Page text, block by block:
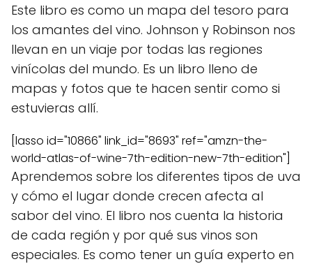
Este libro es como un mapa del tesoro para
los amantes del vino. Johnson y Robinson nos
llevan en un viaje por todas las regiones
vinícolas del mundo. Es un libro lleno de
mapas y fotos que te hacen sentir como si
estuvieras allí.
[lasso id="10866" link_id="8693" ref="amzn-the-
world-atlas-of-wine-7th-edition-new-7th-edition"]
Aprendemos sobre los diferentes tipos de uva
y cómo el lugar donde crecen afecta al
sabor del vino. El libro nos cuenta la historia
de cada región y por qué sus vinos son
especiales. Es como tener un guía experto en